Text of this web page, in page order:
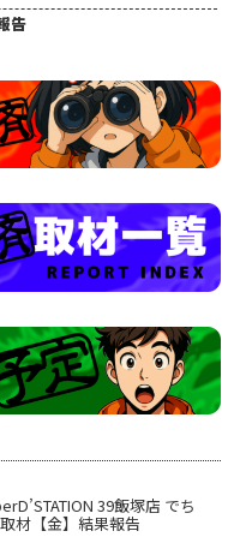
告
39飯塚店 でち
材【金】結果報告